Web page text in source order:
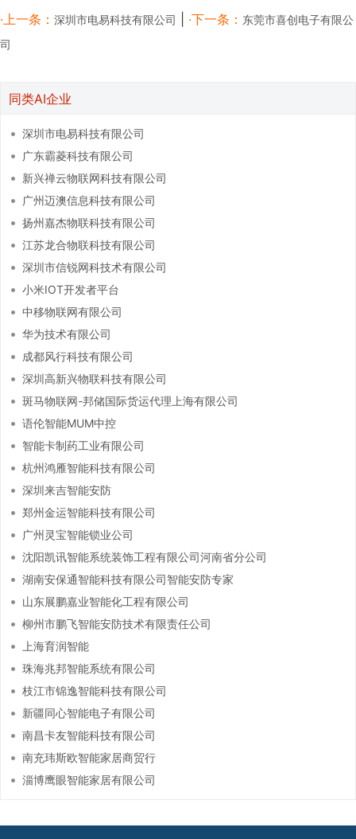
享到：
·上一条： 深圳市电易科技有限公司 ·下一条： 东莞市喜创电子有限公
司
同类AI企业
深圳市电易科技有限公司
广东霸菱科技有限公司
新兴禅云物联网科技有限公司
广州迈澳信息科技有限公司
扬州嘉杰物联科技有限公司
江苏龙合物联科技有限公司
深圳市信锐网科技术有限公司
小米IOT开发者平台
中移物联网有限公司
华为技术有限公司
成都风行科技有限公司
深圳高新兴物联科技有限公司
斑马物联网-邦储国际货运代理上海有限公司
语伦智能MUM中控
智能卡制药工业有限公司
杭州鸿雁智能科技有限公司
深圳来吉智能安防
郑州金运智能科技有限公司
广州灵宝智能锁业公司
沈阳凯讯智能系统装饰工程有限公司河南省分公司
湖南安保通智能科技有限公司智能安防专家
山东展鹏嘉业智能化工程有限公司
柳州市鹏飞智能安防技术有限责任公司
上海育润智能
珠海兆邦智能系统有限公司
枝江市锦逸智能科技有限公司
新疆同心智能电子有限公司
南昌卡友智能科技有限公司
南充玮斯欧智能家居商贸行
淄博鹰眼智能家居有限公司